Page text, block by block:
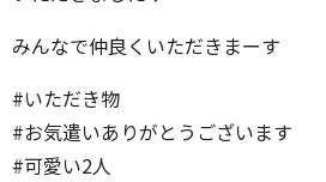
みんなで仲良くいただきまーす
#いただき物
#お気遣いありがとうございます
#可愛い2人